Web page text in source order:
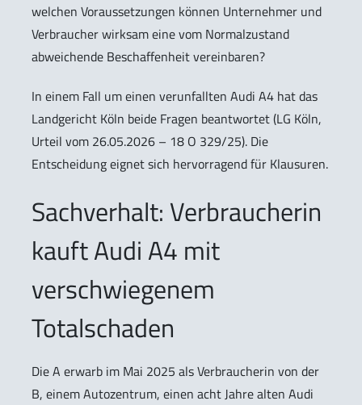
welchen Voraussetzungen können Unternehmer und
Verbraucher wirksam eine vom Normalzustand
abweichende Beschaffenheit vereinbaren?
In einem Fall um einen verunfallten Audi A4 hat das
Landgericht Köln beide Fragen beantwortet (LG Köln,
Urteil vom 26.05.2026 – 18 O 329/25). Die
Entscheidung eignet sich hervorragend für Klausuren.
Sachverhalt: Verbraucherin
kauft Audi A4 mit
verschwiegenem
Totalschaden
Die A erwarb im Mai 2025 als Verbraucherin von der
B, einem Autozentrum, einen acht Jahre alten Audi